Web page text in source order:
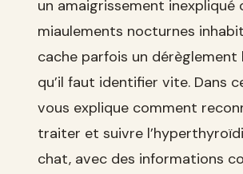
un amaigrissement inexpliqué
miaulements nocturnes
cache parfois un dérèglement
qu’il faut identifier vite. Dans
vous explique comment
traiter et suivre
chat, avec des informations